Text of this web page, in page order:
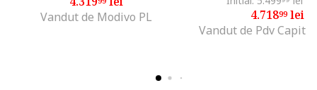
Vandut de Modivo PL
4.71899lei
Vandut de Pdv